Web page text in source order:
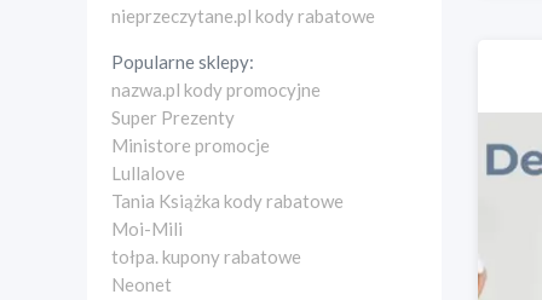
nieprzeczytane.pl kody rabatowe
Popularne sklepy:
nazwa.pl kody promocyjne
Super Prezenty
Ministore promocje
Lullalove
Tania Książka kody rabatowe
Moi-Mili
tołpa. kupony rabatowe
Neonet